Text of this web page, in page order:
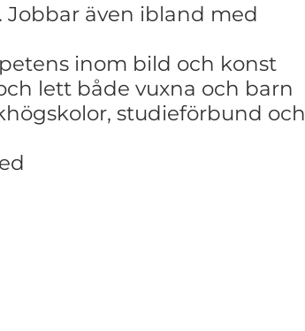
Jobbar även ibland med
inom bild och konst
lett både vuxna och barn
studieförbund och